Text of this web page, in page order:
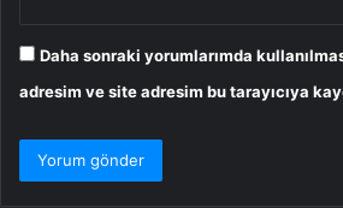
Daha sonraki yorumlarımda
adresim ve site adresim bu tarayıcıya